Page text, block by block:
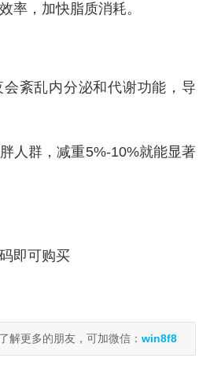
率，加快脂质消耗。
紊乱内分泌和代谢功能，导
人群，减重5%-10%就能显著
即可购买
解更多的朋友，可加微信： win8f8